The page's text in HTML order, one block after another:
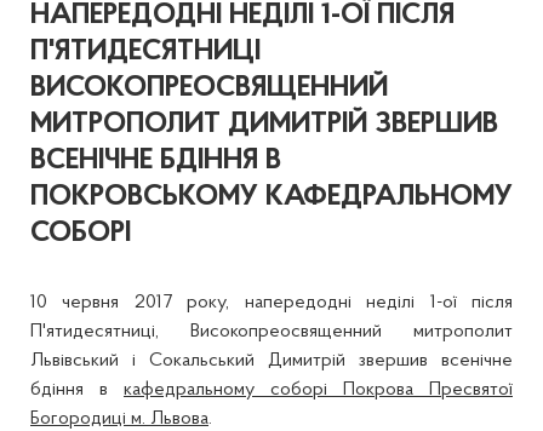
НАПЕРЕДОДНІ НЕДІЛІ 1-ОЇ ПІСЛЯ
П'ЯТИДЕСЯТНИЦІ
ВИСОКОПРЕОСВЯЩЕННИЙ
МИТРОПОЛИТ ДИМИТРІЙ ЗВЕРШИВ
ВСЕНІЧНЕ БДІННЯ В
ПОКРОВСЬКОМУ КАФЕДРАЛЬНОМУ
СОБОРІ
10 червня 2017 року, напередодні неділі 1-ої після
П'ятидесятниці, Високопреосвященний митрополит
Львівський і Сокальський Димитрій звершив всенічне
бдіння в кафедральному соборі Покрова Пресвятої
Богородиці м. Львова.